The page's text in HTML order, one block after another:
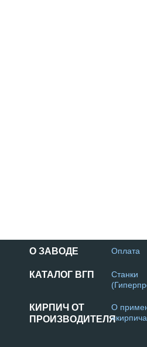
О ЗАВОДЕ Оплата
КАТАЛОГ ВГП
Станки
КИРПИЧ ОТ
ПРОИЗВОДИТЕЛЯ
О